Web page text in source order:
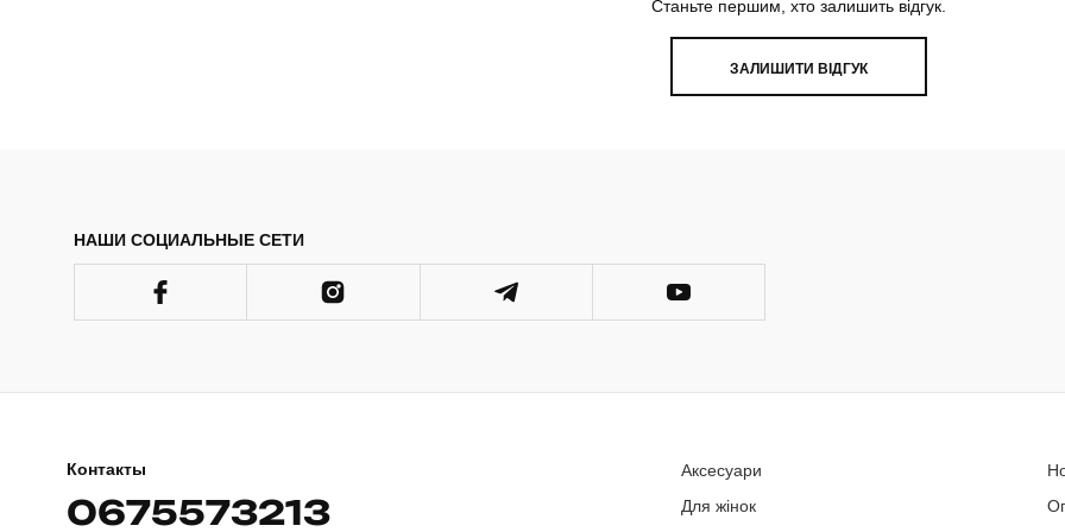
Станьте першим, хто залишить відгук.
ЗАЛИШИТИ ВІДГУК
НАШИ СОЦИАЛЬНЫЕ СЕТИ
Контакты
0675573213
Аксесуари
Для жінок